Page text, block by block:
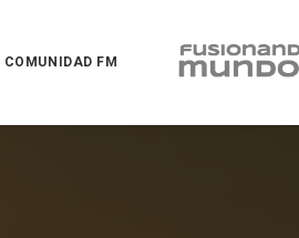
COMUNIDAD FM